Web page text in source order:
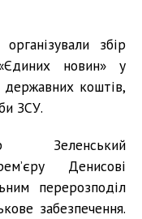
збір
новин» у
коштів,
ЗСУ.
Зеленський
Денисові
перерозподіл
забезпечення.